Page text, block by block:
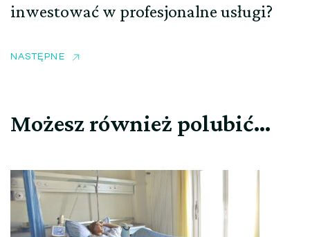
inwestować w profesjonalne usługi?
NASTĘPNE
Możesz również polubić…